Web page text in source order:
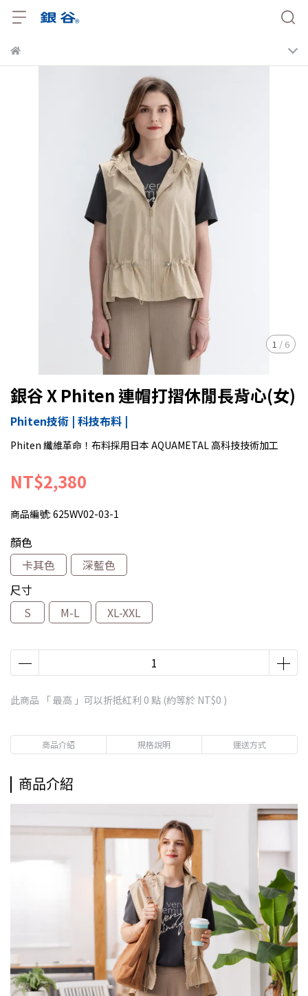
1 / 6
銀谷 X Phiten 連帽打摺休閒長背心(女)
Phiten技術 | 科技布料 |
Phiten 纖維革命！布料採用日本 AQUAMETAL 高科技技術加工
NT$2,380
商品編號: 625WV02-03-1
顏色
卡其色
深藍色
尺寸
S
M-L XL-XXL
此商品 「 最高 」可以折抵紅利 0 點 (約等於 NT$0 )
商品介紹 規格說明 運送方式
商品介紹